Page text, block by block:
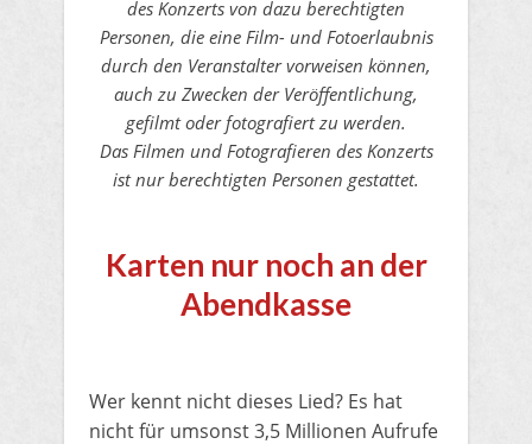
des Konzerts von dazu berechtigten
Personen, die eine Film- und Fotoerlaubnis
durch den Veranstalter vorweisen können,
auch zu Zwecken der Veröffentlichung,
gefilmt oder fotografiert zu werden.
Das Filmen und Fotografieren des Konzerts
ist nur berechtigten Personen gestattet.
​Karten nur noch an der
Abendkasse
​Wer kennt nicht dieses Lied? Es hat
nicht für umsonst 3,5 Millionen Aufrufe